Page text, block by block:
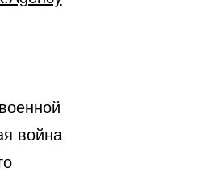
война